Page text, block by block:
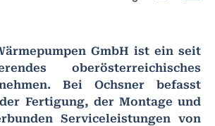
GmbH ist ein seit
oberösterreichisches
Bei Ochsner befasst
Fertigung, der Montage und
Serviceleistungen von